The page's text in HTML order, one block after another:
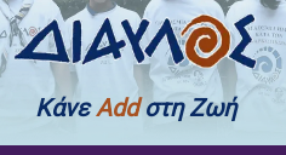
ΚάνεAddστη Ζωή